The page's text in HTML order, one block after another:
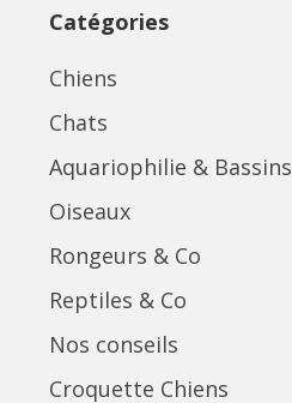
Catégories
Chiens
Chats
Aquariophilie & Bassins
Oiseaux
Rongeurs & Co
Reptiles & Co
Nos conseils
Croquette Chiens